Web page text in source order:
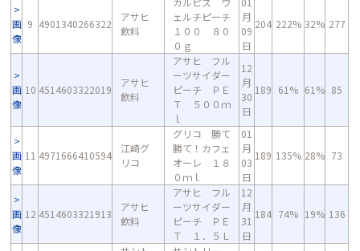
画
像
9 4901340266322
アサヒ
飲料
ェルチピーチ
１００ ８０
０ｇ
月
09
日
204 222% 32% 277
画
像
10 4514603322019
アサヒ
飲料
アサヒ フル
ーツサイダー
ピーチ ＰＥ
Ｔ ５００ｍ
ｌ
12
月
30
日
189 61% 61% 85
画
像
11 4971666410594
江崎グ
リコ
グリコ 勝て
勝て！カフェ
オーレ １８
０ｍｌ
01
月
03
日
189 135% 28% 73
画
像
12 4514603321913
アサヒ
飲料
アサヒ フル
ーツサイダー
ピーチ ＰＥ
Ｔ １．５Ｌ
12
月
31
日
184 74% 19% 136